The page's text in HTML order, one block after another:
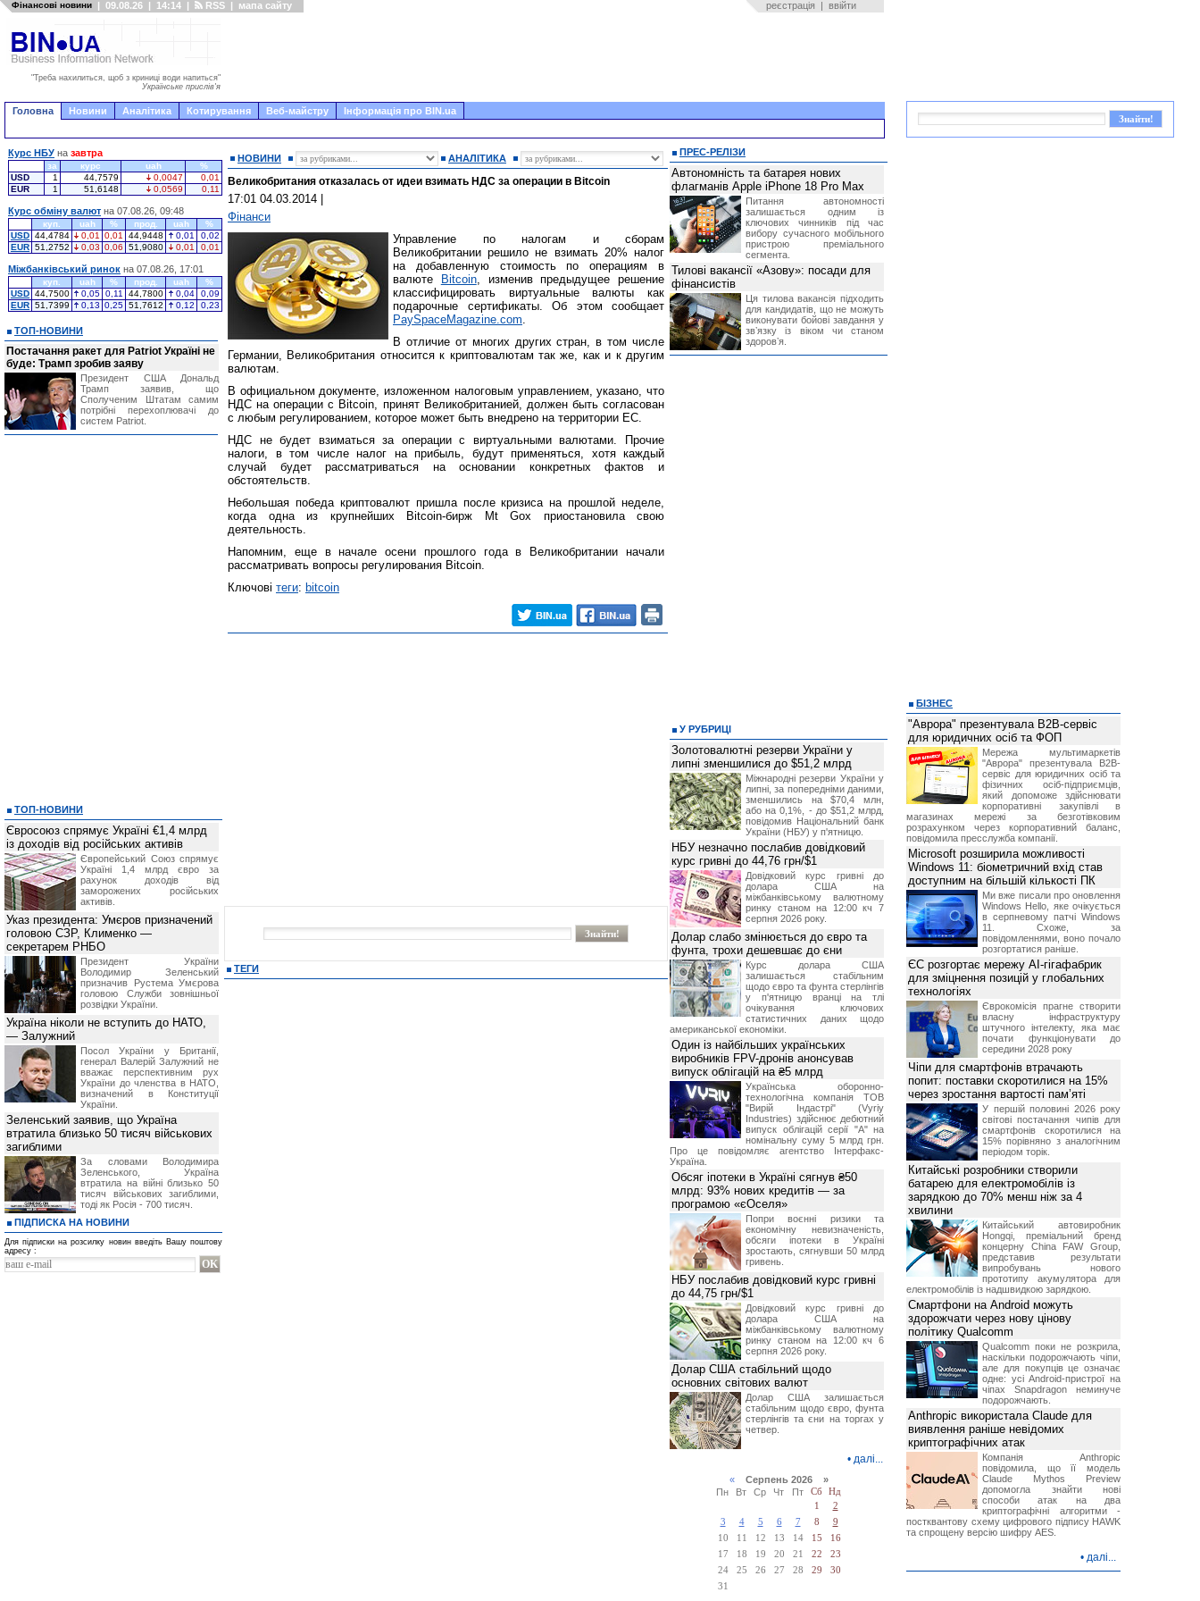
Фінансові новини | 09.08.26 | 14:14 | RSS | мапа сайту реєстрація | ввійти
"Треба нахилиться, щоб з криниці води напиться"
Українське прислів'я
Головна Новини Аналітика Котирування Веб-майстру Інформація про BIN.ua
НОВИНИ АНАЛІТИКА
Великобритания отказалась от идеи взимать НДС за операции в Bitcoin
17:01 04.03.2014
Фінанси
Управление по налогам и сборам
Великобритании решило не взимать 20% налог
на добавленную стоимость по операциям в
валюте
Bitcoin, изменив предыдущее решение
классифицировать виртуальные валюты как
подарочные сертификаты. Об этом сообщает
PaySpaceMagazine.com.
В отличие от многих других стран, в том числе
Германии, Великобритания относится к криптовалютам так же, как и к другим
валютам.
В официальном документе, изложенном налоговым управлением, указано, что
НДС на операции с Bitcoin, принят Великобританией, должен быть согласован
с любым регулированием, которое может быть внедрено на территории ЕС.
НДС не будет взиматься за операции с виртуальными валютами. Прочие
налоги, в том числе налог на прибыль, будут применяться, хотя каждый
случай будет рассматриваться на основании конкретных фактов и
обстоятельств.
Небольшая победа криптовалют пришла после кризиса на прошлой неделе,
когда одна из крупнейших Bitcoin-бирж Mt Gox приостановила свою
деятельность.
Напомним, еще в начале осени прошлого года в Великобритании начали
рассматривать вопросы регулирования Bitcoin.
Ключові теги: bitcoin
ТЕГИ
Курс НБУ на завтра
за курс uah
%
USD
1 44,7579 0,0047
0,01
EUR
1 51,6148 0,0569 0,11
Курс обміну валют на 07.08.26, 09:48
куп. uah % прод. uah
%
USD 44,4784 0,01 0,01 44,9448 0,01
0,02
EUR 51,2752 0,03 0,06 51,9080 0,01 0,01
Міжбанківський ринок на 07.08.26, 17:01
куп. uah % прод. uah
%
USD 44,7500 0,05 0,11 44,7800 0,04
0,09
EUR 51,7399 0,13 0,25 51,7612 0,12 0,23
ТОП-НОВИНИ
Постачання ракет для Patriot Україні не
буде: Трамп зробив заяву
Президент США Дональд
Трамп заявив, що
Сполученим Штатам самим
потрібні перехоплювачі до
систем Patriot.
ТОП-НОВИНИ
Євросоюз спрямує Україні €1,4 млрд
із доходів від російських активів
Європейський Союз спрямує
Україні 1,4 млрд євро за
рахунок доходів від
заморожених російських
активів.
Указ президента: Умєров призначений
головою СЗР, Клименко —
секретарем РНБО
Президент України
Володимир Зеленський
призначив Pустема Умєрова
головою Служби зовнішньої
розвідки України.
Україна ніколи не вступить до НАТО,
— Залужний
Посол України у Британії,
генерал Валерій Залужний не
вважає перспективним рух
України до членства в НАТО,
визначений в Конституції
України.
Зеленський заявив, що Україна
втратила близько 50 тисяч військових
загиблими
За словами Володимира
Зеленського, Україна
втратила на війні близько 50
тисяч військових загиблими,
тоді як Росія - 700 тисяч.
ПІДПИСКА НА НОВИНИ
Для підписки на розсилку новин введіть Вашу поштову
адресу :
ПРЕС-РЕЛІЗИ
Автономність та батарея нових
флагманів Apple iPhone 18 Pro Max
Питання автономності
залишається одним із
ключових чинників під час
вибору сучасного мобільного
пристрою преміального
сегмента.
Тилові вакансії «Азову»: посади для
фінансистів
Ця тилова вакансія підходить
для кандидатів, що не можуть
виконувати бойові завдання у
звʼязку із віком чи станом
здоровʼя.
У РУБРИЦІ
Золотовалютні резерви України у
липні зменшилися до $51,2 млрд
Міжнародні резерви України у
липні, за попередніми даними,
зменшились на $70,4 млн,
або на 0,1%, - до $51,2 млрд,
повідомив Національний банк
України (НБУ) у п'ятницю.
НБУ незначно послабив довідковий
курс гривні до 44,76 грн/$1
Довідковий курс гривні до
долара США на
міжбанківському валютному
ринку станом на 12:00 кч 7
серпня 2026 року.
Долар слабо змінюється до євро та
фунта, трохи дешевшає до єни
Курс долара США
залишається стабільним
щодо євро та фунта стерлінгів
у п'ятницю вранці на тлі
очікування ключових
статистичних даних щодо
американської економіки.
Один із найбільших українських
виробників FPV-дронів анонсував
випуск облігацій на ₴5 млрд
Українська оборонно-
технологічна компанія ТОВ
"Вирій Індастрі" (Vyriy
Industries) здійснює дебютний
випуск облігацій серії "А" на
номінальну суму 5 млрд грн.
Про це повідомляє агентство Інтерфакс-
Україна.
Обсяг іпотеки в Україні сягнув ₴50
млрд: 93% нових кредитів — за
програмою «єОселя»
Попри воєнні ризики та
економічну невизначеність,
обсяги іпотеки в Україні
зростають, сягнувши 50 млрд
гривень.
НБУ послабив довідковий курс гривні
до 44,75 грн/$1
Довідковий курс гривні до
долара США на
міжбанківському валютному
ринку станом на 12:00 кч 6
серпня 2026 року.
Долар США стабільний щодо
основних світових валют
Долар США залишається
стабільним щодо євро, фунта
стерлінгів та єни на торгах у
четвер.
• далі...
«Серпень 2026 »
Пн
Вт Ср Чт Пт Сб
Нд
1
2
3
4 5 6 7 8
9
10
11 12 13 14 15
16
17
18 19 20 21 22
23
24
25 26 27 28 29
30
31
БІЗНЕС
"Аврора" презентувала B2B-сервіс
для юридичних осіб та ФОП
Мережа мультимаркетів
"Аврора" презентувала B2B-
сервіс для юридичних осіб та
фізичних осіб-підприємців,
який допоможе здійснювати
корпоративні закупівлі в
магазинах мережі за безготівковим
розрахунком через корпоративний баланс,
повідомила пресслужба компанії.
Microsoft розширила можливості
Windows 11: біометричний вхід став
доступним на більшій кількості ПК
Ми вже писали про оновлення
Windows Hello, яке очікується
в серпневому патчі Windows
11. Схоже, за
повідомленнями, воно почало
розгортатися раніше.
ЄС розгортає мережу AI-гігафабрик
для зміцнення позицій у глобальних
технологіях
Єврокомісія прагне створити
власну інфраструктуру
штучного інтелекту, яка має
почати функціонувати до
середини 2028 року
Чіпи для смартфонів втрачають
попит: поставки скоротилися на 15%
через зростання вартості пам’яті
У першій половині 2026 року
світові постачання чипів для
смартфонів скоротилися на
15% порівняно з аналогічним
періодом торік.
Китайські розробники створили
батарею для електромобілів із
зарядкою до 70% менш ніж за 4
хвилини
Китайський автовиробник
Hongqi, преміальний бренд
концерну China FAW Group,
представив результати
випробувань нового
прототипу акумулятора для
електромобілів із надшвидкою зарядкою.
Смартфони на Android можуть
здорожчати через нову цінову
політику Qualcomm
Qualcomm поки не розкрила,
наскільки подорожчають чіпи,
але для покупців це означає
одне: усі Android-пристрої на
чіпах Snapdragon неминуче
подорожчають.
Anthropic використала Claude для
виявлення раніше невідомих
криптографічних атак
Компанія Anthropic
повідомила, що її модель
Claude Mythos Preview
допомогла знайти нові
способи атак на два
криптографічні алгоритми -
постквантову схему цифрового підпису HAWK
та спрощену версію шифру AES.
• далі...